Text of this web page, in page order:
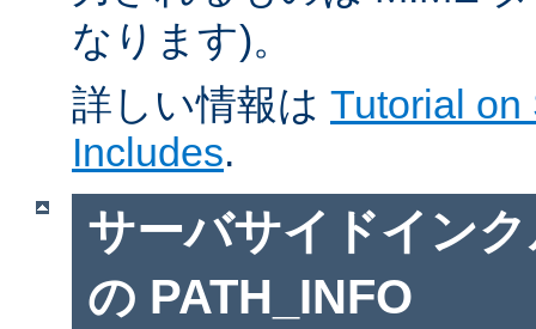
なります)。
詳しい情報は Tutorial on
Includes.
サーバサイドイン
の PATH_INFO